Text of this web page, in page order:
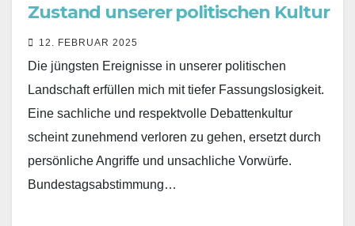
Zustand unserer politischen Kultur
12. FEBRUAR 2025
Die jüngsten Ereignisse in unserer politischen
Landschaft erfüllen mich mit tiefer Fassungslosigkeit.
Eine sachliche und respektvolle Debattenkultur
scheint zunehmend verloren zu gehen, ersetzt durch
persönliche Angriffe und unsachliche Vorwürfe.
Bundestagsabstimmung…